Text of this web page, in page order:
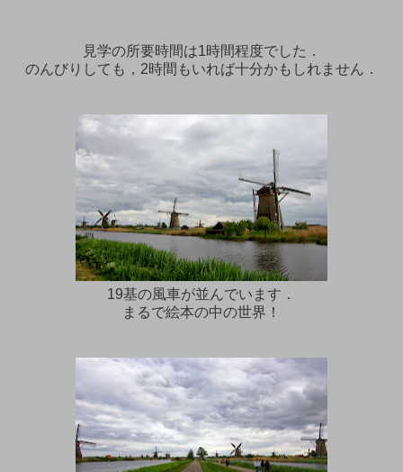
見学の所要時間は1時間程度でした．
のんびりしても，2時間もいれば十分かもしれません．
19基の風車が並んでいます．
まるで絵本の中の世界！